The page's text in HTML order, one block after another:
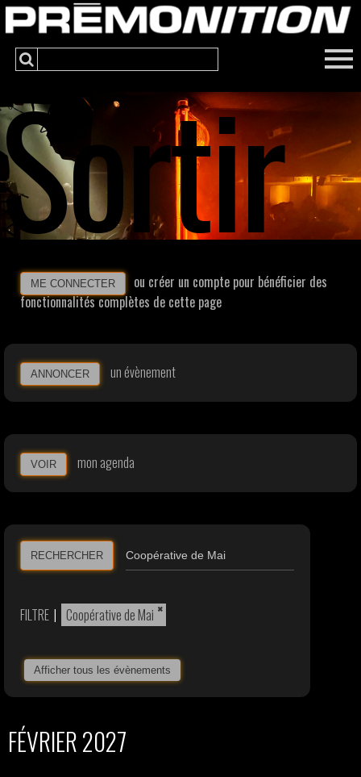
Sortir
ME CONNECTER
ou créer un compte pour bénéficier des
fonctionnalités complètes de cette page
ANNONCER un évènement
VOIR mon agenda
RECHERCHER
FILTRE | ×
Coopérative de Mai
Afficher tous les évènements
FÉVRIER 2027